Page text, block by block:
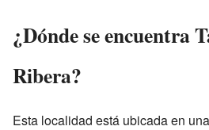
¿Dónde se encuentra
Ribera?
Esta localidad está ubicada en